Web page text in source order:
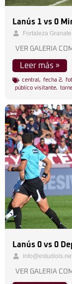
Lanús 1 vs 0
Fortaleza Granate
VER GALERIA
Leer más »
central , fecha 2,
público visitante,
Lanús 0 vs 0
VER GALERIA